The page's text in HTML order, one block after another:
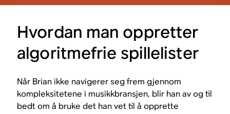
Hvordan man oppretter
algoritmefrie spillelister
Når Brian ikke navigerer seg frem gjennom
kompleksitetene i musikkbransjen, blir han av og til
bedt om å bruke det han vet til å opprette